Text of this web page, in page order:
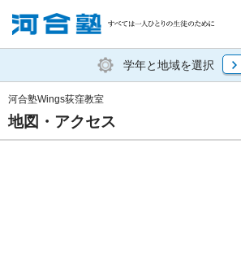
塾生の方 高等
学年と地域を選択
地図・アクセス
河合塾Wings荻窪教室